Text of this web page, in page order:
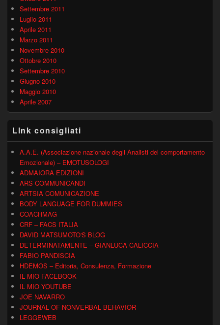
Settembre 2011
Luglio 2011
Aprile 2011
Marzo 2011
Novembre 2010
Ottobre 2010
Settembre 2010
Giugno 2010
Maggio 2010
Aprile 2007
LInk consigliati
A.A.E. (Associazione nazionale degli Analisti del comportamento
Emozionale) – EMOTUSOLOGI
ADMAIORA EDIZIONI
ARS COMMUNICANDI
ARTSIA COMUNICAZIONE
BODY LANGUAGE FOR DUMMIES
COACHMAG
CRF – FACS ITALIA
DAVID MATSUMOTO'S BLOG
DETERMINATAMENTE – GIANLUCA CALICCIA
FABIO PANDISCIA
HDEMOS – Editoria, Consulenza, Formazione
IL MIO FACEBOOK
IL MIO YOUTUBE
JOE NAVARRO
JOURNAL OF NONVERBAL BEHAVIOR
LEGGEWEB